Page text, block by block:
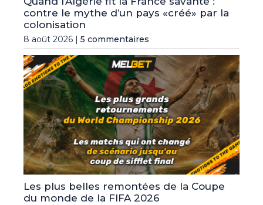
contre le mythe d’un pays «créé» par la
colonisation
8 août 2026 | 5 commentaires
Les plus belles remontées de la Coupe
du monde de la FIFA 2026